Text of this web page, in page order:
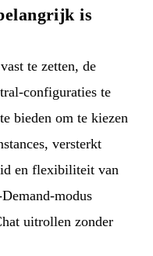
is
te zetten, de
configuraties te
bieden om te kiezen
versterkt
en flexibiliteit van
modus
uitrollen zonder